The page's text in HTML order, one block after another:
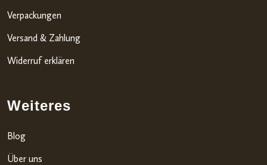
Verpackungen
Versand & Zahlung
Widerruf erklären
Weiteres
Blog
Über uns